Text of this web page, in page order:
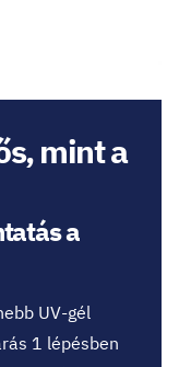
mint a
a
UV-gél
1 lépésben